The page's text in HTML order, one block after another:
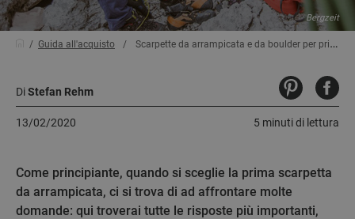
Bergzeit
Guida all'acquisto Scarpette da arrampicata e da boulder per principianti
DiStefan Rehm
5 minuti di lettura
13/02/2020
Come principiante, quando si sceglie la prima scarpetta
da arrampicata, ci si trova di ad affrontare molte
domande: qui troverai tutte le risposte più importanti,